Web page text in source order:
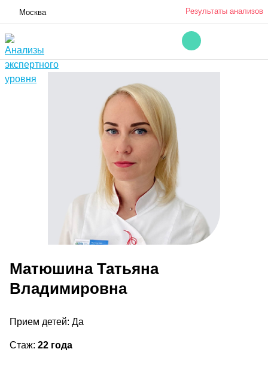
Москва Результаты анализов
Матюшина Татьяна
Владимировна
Прием детей: Да
Стаж: 22 года